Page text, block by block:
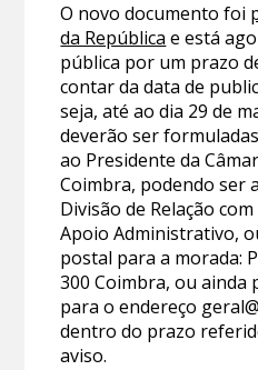
O novo documento foi
da República e está
pública por um prazo
contar da data de
seja, até ao dia 29 de
deverão ser
ao Presidente da
Coimbra, podendo ser
Divisão de Relação
Apoio Administrativo,
postal para a morada:
300 Coimbra, ou
para o endereço
dentro do prazo
aviso.